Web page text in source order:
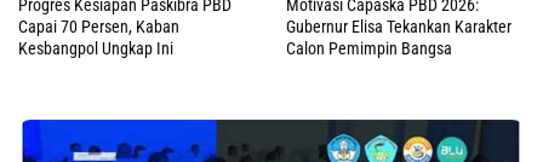
Progres Kesiapan Paskibra PBD
Capai 70 Persen, Kaban
Kesbangpol Ungkap Ini
Motivasi Capaska PBD 2026:
Gubernur Elisa Tekankan Karakter
Calon Pemimpin Bangsa